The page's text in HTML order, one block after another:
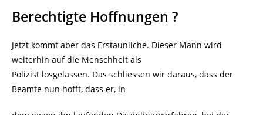
Berechtigte Hoffnungen ?
Jetzt kommt aber das Erstaunliche. Dieser Mann wird
weiterhin auf die Menschheit als
Polizist losgelassen. Das schliessen wir daraus, dass der
Beamte nun hofft, dass er, in